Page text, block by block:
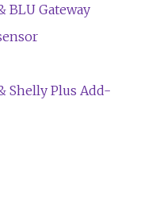
BLU Gateway
Shelly Plus Add-